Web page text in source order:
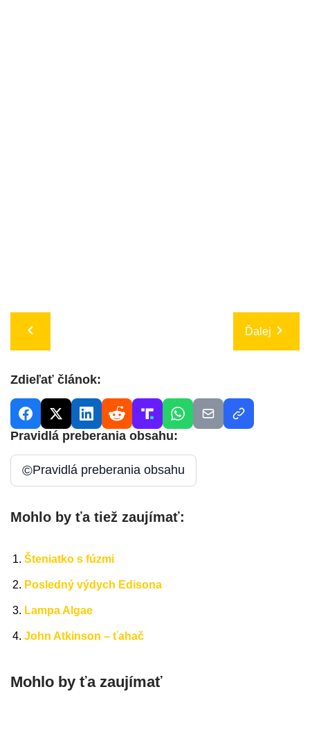
Ďalej
Zdieľať článok:
Pravidlá preberania obsahu:
©Pravidlá preberania obsahu
Mohlo by ťa tiež zaujímať:
Šteniatko s fúzmi
Posledný výdych Edisona
Lampa Algae
John Atkinson – ťahač
Mohlo by ťa zaujímať